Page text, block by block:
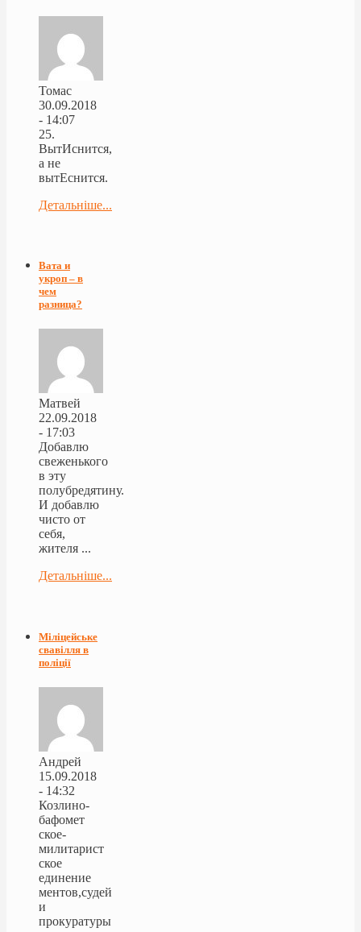
Томас
30.09.2018
- 14:07
25.
ВытИснится,
а не
вытЕснится.
Детальніше...
Вата и
укроп – в
чем
разница?
Матвей
22.09.2018
- 17:03
Добавлю
свеженького
в эту
полубредятину.
И добавлю
чисто от
себя,
жителя ...
Детальніше...
Міліцейське
свавілля в
поліції
Андрей
15.09.2018
- 14:32
Козлино-
бафомет
ское-
милитарист
ское
единение
ментов,судей
и
прокуратуры